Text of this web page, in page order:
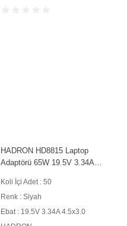
HADRON HD8815 Laptop
Adaptörü 65W 19.5V 3.34A
Koli İçi Adet : 50
Renk : Siyah
Ebat : 19.5V 3.34A 4.5x3.0